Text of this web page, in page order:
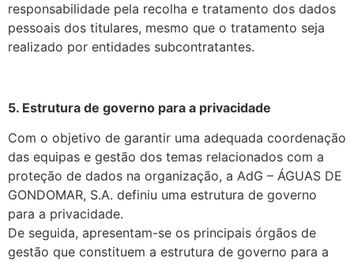
responsabilidade pela recolha e tratamento dos dados
pessoais dos titulares, mesmo que o tratamento seja
realizado por entidades subcontratantes.
5. Estrutura de governo para a privacidade
Com o objetivo de garantir uma adequada coordenação
das equipas e gestão dos temas relacionados com a
proteção de dados na organização, a AdG – ÁGUAS DE
GONDOMAR, S.A. definiu uma estrutura de governo
para a privacidade.
De seguida, apresentam-se os principais órgãos de
gestão que constituem a estrutura de governo para a